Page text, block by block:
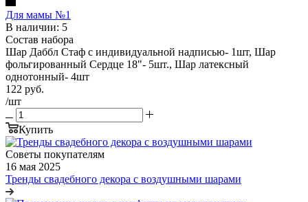
Для мамы №1
В наличии: 5
Состав набора
Шар Даббл Стаф с индивидуальной надписью- 1шт, Шар
фольгированный Сердце 18"- 5шт., Шар латексный
однотонный- 4шт
122 руб.
/шт
Купить
Советы покупателям
16 мая 2025
Тренды свадебного декора с воздушными шарами